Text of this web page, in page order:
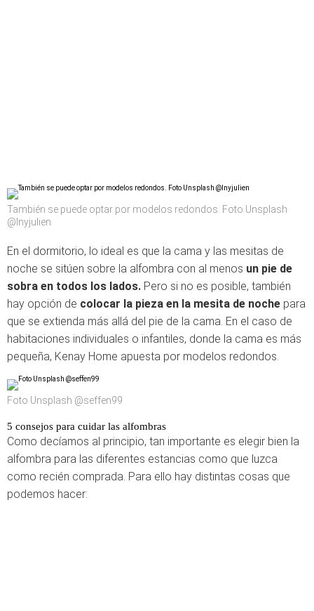
También se puede optar por modelos redondos. Foto Unsplash
@lnyjulien
En el dormitorio, lo ideal es que la cama y las mesitas de
noche se sitúen sobre la alfombra con al menos un pie de
sobra en todos los lados. Pero si no es posible, también
hay opción de colocar la pieza en la mesita de noche para
que se extienda más allá del pie de la cama. En el caso de
habitaciones individuales o infantiles, donde la cama es más
pequeña, Kenay Home apuesta por modelos redondos.
Foto Unsplash @seffen99
5 consejos para cuidar las alfombras
Como decíamos al principio, tan importante es elegir bien la
alfombra para las diferentes estancias como que luzca
como recién comprada. Para ello hay distintas cosas que
podemos hacer: